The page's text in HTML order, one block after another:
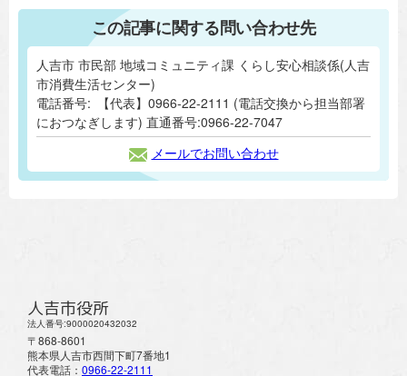
この記事に関する問い合わせ先
人吉市 市民部 地域コミュニティ課 くらし安心相談係(人吉
市消費生活センター)
電話番号:
【代表】0966-22-2111 (電話交換から担当部署
におつなぎします) 直通番号:0966-22-7047
メールでお問い合わせ
人吉市役所
法人番号:9000020432032
〒868-8601
熊本県人吉市西間下町7番地1
代表電話： 0966-22-2111